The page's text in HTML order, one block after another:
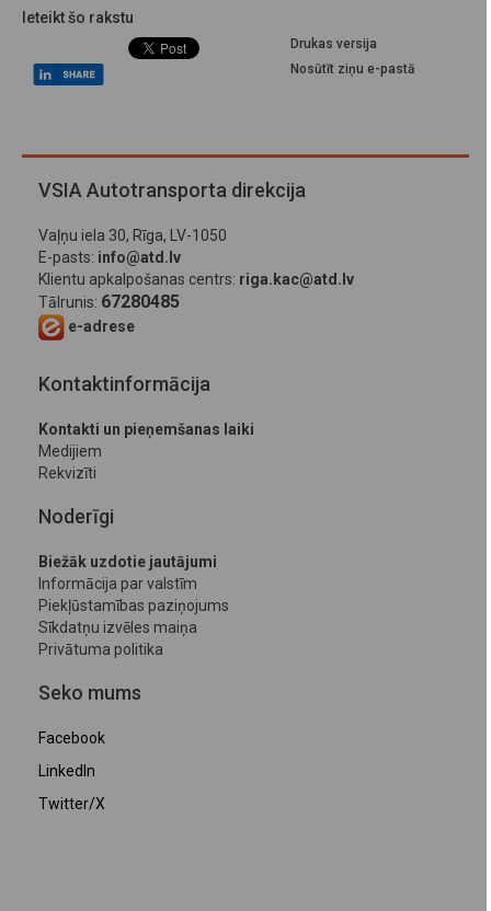
Ieteikt šo rakstu
Drukas versija
Nosūtīt ziņu e-pastā
VSIA Autotransporta direkcija
Vaļņu iela 30, Rīga, LV-1050
E-pasts: info@atd.lv
Klientu apkalpošanas centrs: riga.kac@atd.lv
Tālrunis: 67280485
e-adrese
Kontaktinformācija
Kontakti un pieņemšanas laiki
Medijiem
Rekvizīti
Noderīgi
Biežāk uzdotie jautājumi
Informācija par valstīm
Piekļūstamības paziņojums
Sīkdatņu izvēles maiņa
Privātuma politika
Seko mums
Facebook
LinkedIn
Twitter/X